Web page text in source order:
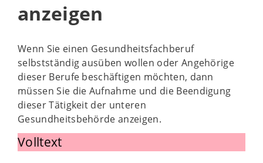
anzeigen
Wenn Sie einen Gesundheitsfachberuf
selbstständig ausüben wollen oder Angehörige
dieser Berufe beschäftigen möchten, dann
müssen Sie die Aufnahme und die Beendigung
dieser Tätigkeit der unteren
Gesundheitsbehörde anzeigen.
Volltext